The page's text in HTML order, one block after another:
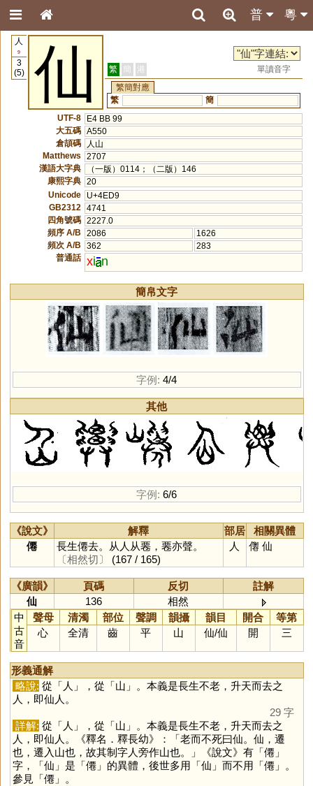
粵
普
人
9
3
(5)
仙 繁 簡 港
單讀音字
繁簡對應
繁
簡
UTF-8
E4 BB 99
大五碼 A550
倉頡碼
人山
Matthews
2707
漢語大字典
（一版）0114；（二版）146
康熙字典 20
Unicode
U+4ED9
GB2312
4741
四角號碼 2227.0
頻序 A/B
2086
1626
頻次 A/B
362
283
普通話 xi n
簡帛文字
字例: 4/4
其他
字例: 6/6
《說文》 解釋 部居
相關異體
僊
長生僊去。从人从䙴，䙴亦聲。
〔相然切〕
(167 / 165)
人 㒨 仙
《廣韻》 頁碼 反切
註解
仙
136
相然
中
古
音
聲母 清濁 部位 聲調 韻攝 韻目 開合
等第
心
全清 齒 平 山 仙/仙 開 三
形義通解
略說: 從「人 」，從「山 」。本義是長生不老，升天而去之
人，即仙人。
29 字
詳解: 從「人 」，從「山 」。本義是長生不老，升天而去之
人，即仙人。《釋名．釋長幼》：「老而不死曰仙。仙，遷
也，遷入山也，故其制字人旁作山也。」《說文》有「僊」
字，「仙 」是「僊」的異體，後世多用「仙 」而不用「僊」。
參見「僊」。